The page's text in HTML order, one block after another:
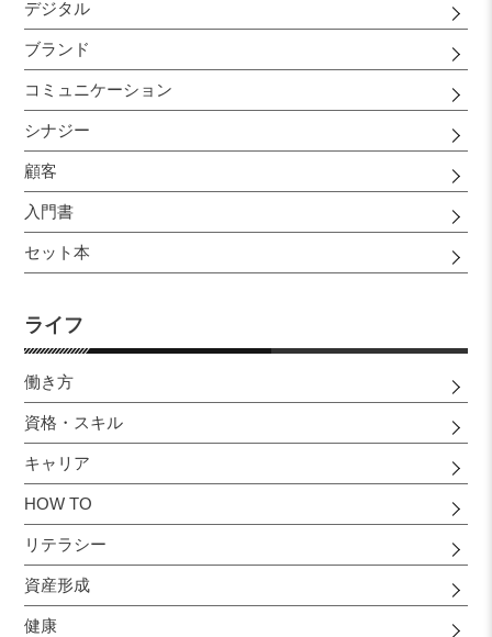
デジタル
ブランド
コミュニケーション
シナジー
顧客
入門書
セット本
ライフ
働き方
資格・スキル
キャリア
HOW TO
リテラシー
資産形成
健康